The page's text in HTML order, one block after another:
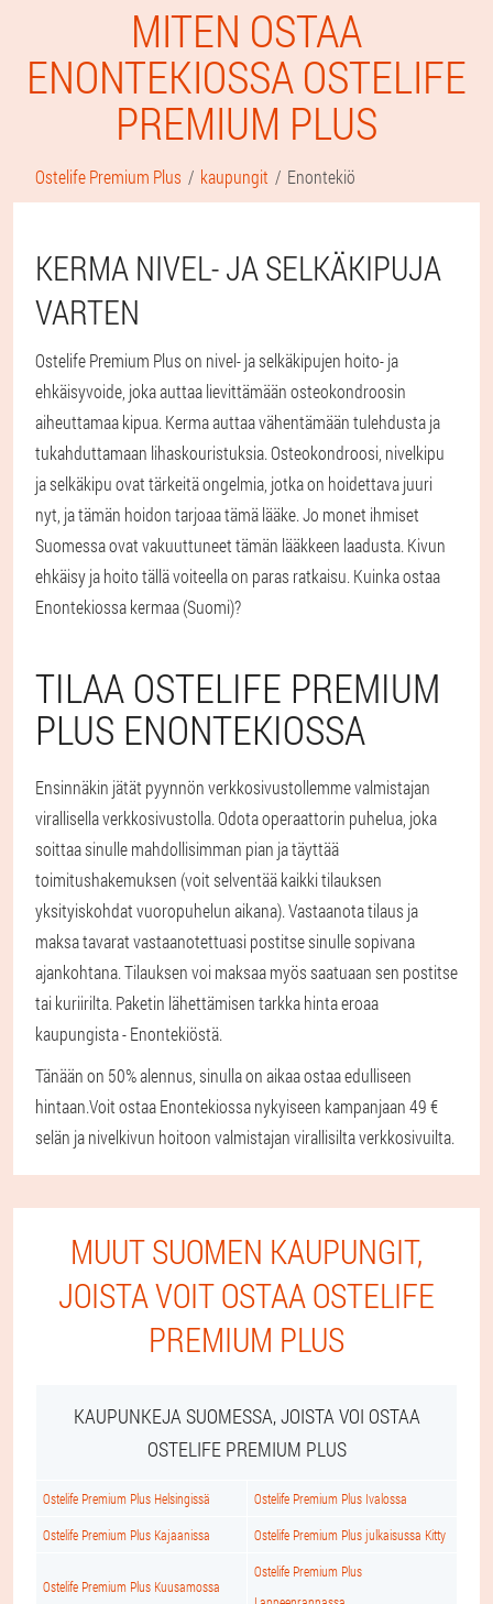
MITEN OSTAA
ENONTEKIOSSA OSTELIFE
PREMIUM PLUS
Ostelife Premium Plus kaupungit Enontekiö
KERMA NIVEL- JA SELKÄKIPUJA
VARTEN
Ostelife Premium Plus on nivel- ja selkäkipujen hoito- ja
ehkäisyvoide, joka auttaa lievittämään osteokondroosin
aiheuttamaa kipua. Kerma auttaa vähentämään tulehdusta ja
tukahduttamaan lihaskouristuksia. Osteokondroosi, nivelkipu
ja selkäkipu ovat tärkeitä ongelmia, jotka on hoidettava juuri
nyt, ja tämän hoidon tarjoaa tämä lääke. Jo monet ihmiset
Suomessa ovat vakuuttuneet tämän lääkkeen laadusta. Kivun
ehkäisy ja hoito tällä voiteella on paras ratkaisu. Kuinka ostaa
Enontekiossa kermaa (Suomi)?
TILAA OSTELIFE PREMIUM
PLUS ENONTEKIOSSA
Ensinnäkin jätät pyynnön verkkosivustollemme valmistajan
virallisella verkkosivustolla. Odota operaattorin puhelua, joka
soittaa sinulle mahdollisimman pian ja täyttää
toimitushakemuksen (voit selventää kaikki tilauksen
yksityiskohdat vuoropuhelun aikana). Vastaanota tilaus ja
maksa tavarat vastaanotettuasi postitse sinulle sopivana
ajankohtana. Tilauksen voi maksaa myös saatuaan sen postitse
tai kuriirilta. Paketin lähettämisen tarkka hinta eroaa
kaupungista - Enontekiöstä.
Tänään on 50% alennus, sinulla on aikaa ostaa edulliseen
hintaan.Voit ostaa Enontekiossa nykyiseen kampanjaan 49 €
selän ja nivelkivun hoitoon valmistajan virallisilta verkkosivuilta.
MUUT SUOMEN KAUPUNGIT,
JOISTA VOIT OSTAA OSTELIFE
PREMIUM PLUS
KAUPUNKEJA SUOMESSA, JOISTA VOI OSTAA
OSTELIFE PREMIUM PLUS
Ostelife Premium Plus Helsingissä Ostelife Premium Plus Ivalossa
Ostelife Premium Plus Kajaanissa Ostelife Premium Plus julkaisussa Kitty
Ostelife Premium Plus Kuusamossa
Ostelife Premium Plus